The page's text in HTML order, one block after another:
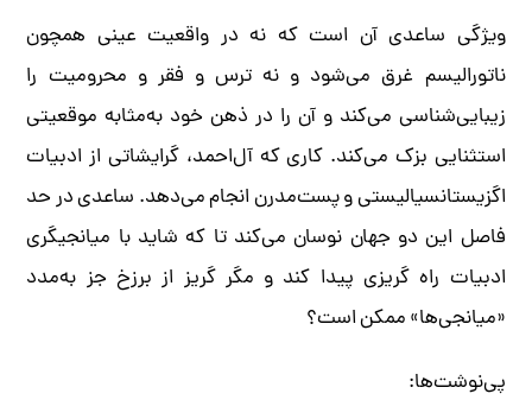
ویژگی ساعدی آن است که نه در واقعیت عینی همچون
ناتورالیسم غرق می‌شود و نه ترس و فقر و محرومیت را
زیبایی‌شناسی می‌کند و آن را در ذهن خود به‌مثابه موقعیتی
استثنایی بزک می‌کند. کاری که آل‌احمد، گرایشاتی از ادبیات
اگزیستانسیالیستی و پست‌مدرن انجام می‌دهد. ساعدی در حد
فاصل این دو جهان نوسان می‌کند تا که شاید با میانجیگری
ادبیات راه گریزی پیدا کند و مگر گریز از برزخ جز به‌مدد
«میانجی‌ها» ممکن است؟
پی‌نوشت‌ها: